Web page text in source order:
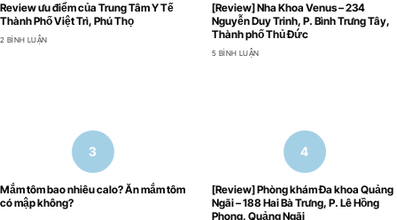
Review ưu điểm của Trung Tâm Y Tế
Thành Phố Việt Trì, Phú Thọ
2 BÌNH LUẬN
[Review] Nha Khoa Venus – 234
Nguyễn Duy Trinh, P. Bình Trưng Tây,
Thành phố Thủ Đức
5 BÌNH LUẬN
Mắm tôm bao nhiêu calo? Ăn mắm tôm
có mập không?
[Review] Phòng khám Đa khoa Quảng
Ngãi – 188 Hai Bà Trưng, P. Lê Hồng
Phong, Quảng Ngãi